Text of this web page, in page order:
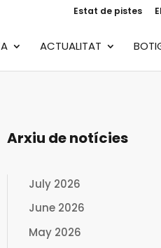
Estat de pistes
ACTUALITAT
Arxiu de notícies
July 2026
June 2026
May 2026